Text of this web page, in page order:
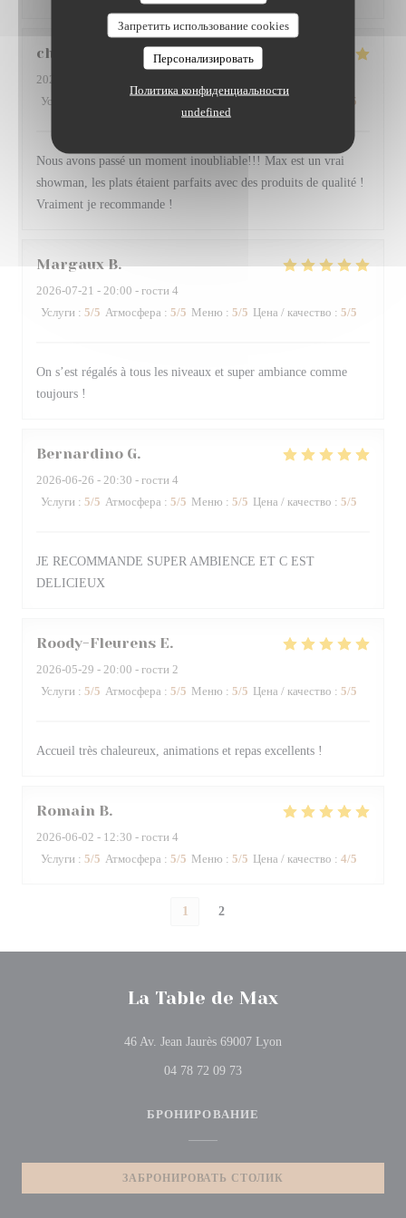
Запретить использование cookies
Персонализировать
Политика конфиденциальности
undefined
christopher
2026-07-24
Услуги
Меню 5 /5
Nous avons passé un moment inoubliable!!! Max est un vrai
showman, les plats étaient parfaits avec des produits de qualité !
Vraiment je recommande !
Margaux B
2026-07-21 - 20:00 - гости 4
Услуги : 5/5 Атмосфера : 5/5 Меню : 5/5 Цена / качество : 5/5
On s’est régalés à tous les niveaux et super ambiance comme
toujours !
Bernardino G
2026-06-26 - 20:30 - гости 4
Услуги : 5/5 Атмосфера : 5/5 Меню : 5/5 Цена / качество : 5/5
JE RECOMMANDE SUPER AMBIENCE ET C EST
DELICIEUX
Roody-Fleurens E
2026-05-29 - 20:00 - гости 2
Услуги : 5/5 Атмосфера : 5/5 Меню : 5/5 Цена / качество : 5/5
Accueil très chaleureux, animations et repas excellents !
Romain B
2026-06-02 - 12:30 - гости 4
Услуги : 5/5 Атмосфера : 5/5 Меню : 5/5 Цена / качество : 4/5
1 2
La Table de Max
46 Av. Jean Jaurès 69007 Lyon
04 78 72 09 73
БРОНИРОВАНИЕ
ЗАБРОНИРОВАТЬ СТОЛИК